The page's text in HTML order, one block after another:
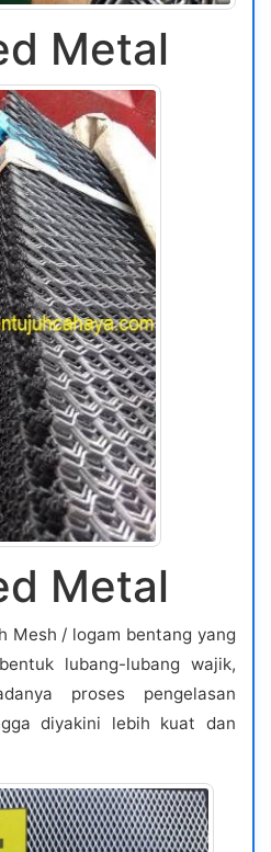
Metal
Metal
Mesh / logam bentang yang
lubang-lubang wajik,
proses pengelasan
diyakini lebih kuat dan